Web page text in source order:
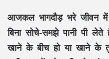
आजकल भागदौड़ भरे जीवन
बिना सोचे-समझे पानी पी
खाने के बीच हो या खाने के